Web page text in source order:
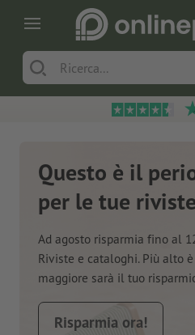
Questo è il
per le tue riviste
Ad agosto risparmia fino al
Riviste e cataloghi. Più alto
maggiore sarà il tuo
Risparmia ora!